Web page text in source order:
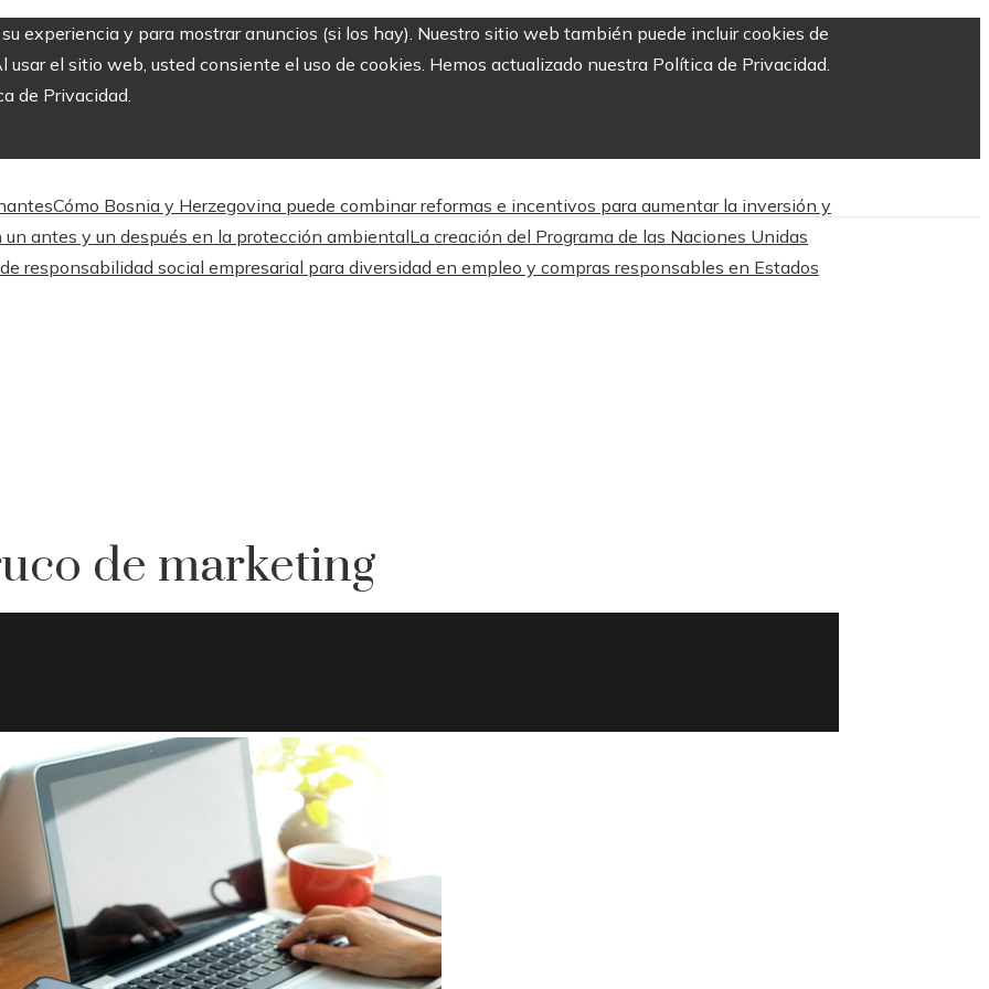
experiencia y para mostrar anuncios (si los hay). Nuestro sitio web también puede incluir cookies de
el sitio web, usted consiente el uso de cookies. Hemos actualizado nuestra Política de Privacidad.
de Privacidad.
Cómo Bosnia y Herzegovina puede combinar reformas e incentivos para aumentar la inversión y
antes y un después en la protección ambientalLa creación del Programa de las Naciones Unidas
responsabilidad social empresarial para diversidad en empleo y compras responsables en Estados
de marketing